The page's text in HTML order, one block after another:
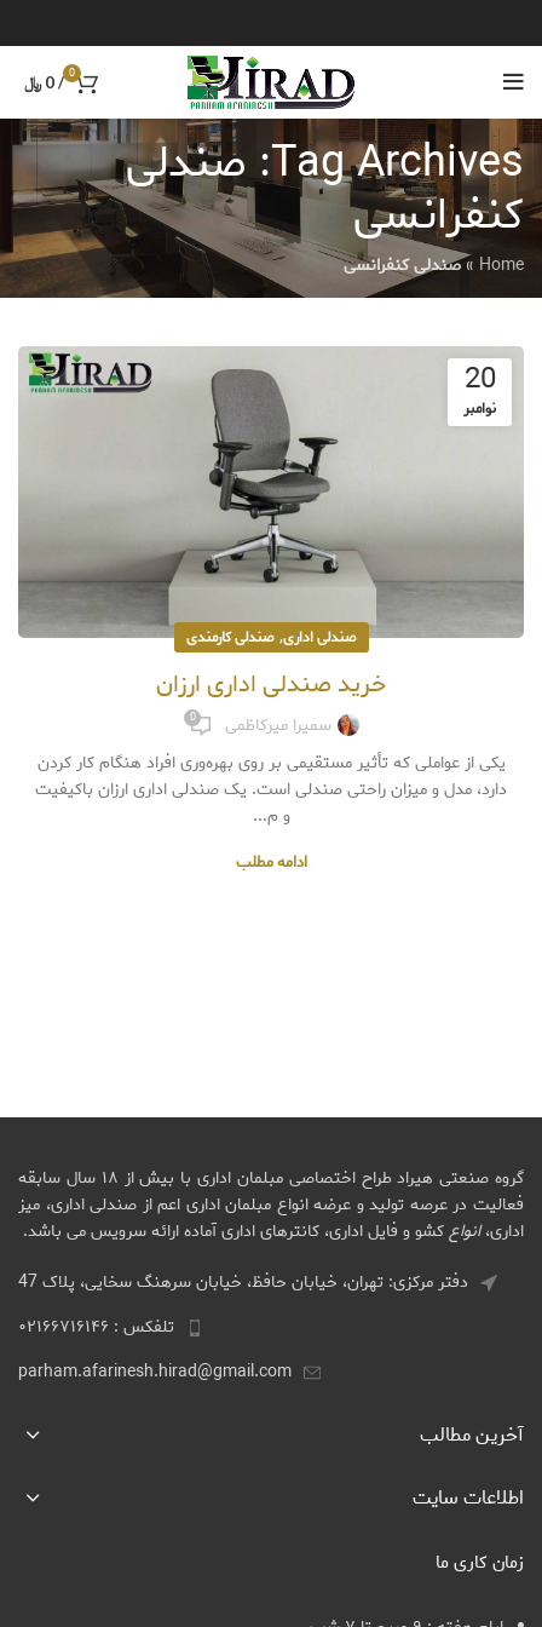
0
/
0 ﷼
Tag Archives: صندلی
کنفرانسی
Home
»صندلی کنفرانسی
20
نوامبر
صندلی اداری,صندلی کارمندی
خرید صندلی اداری ارزان
سمیرا میرکاظمی 0
یکی از عواملی که تأثیر مستقیمی بر روی بهره‌وری افراد هنگام کار کردن
دارد، مدل و میزان راحتی صندلی است. یک صندلی اداری ارزان باکیفیت
و م...
ادامه مطلب
گروه صنعتی هیراد طراح اختصاصی مبلمان اداری با بیش از ۱۸ سال سابقه
فعالیت در عرصه تولید و عرضه انواع مبلمان اداری اعم از صندلی اداری، میز
اداری،انواعکشو و فایل اداری، کانترهای اداری آماده ارائه سرویس می باشد.
دفتر مرکزی: تهران، خیابان حافظ، خیابان سرهنگ سخایی، پلاک 47
تلفکس : ۰۲۱۶۶۷۱۶۱۴۶
parham.afarinesh.hirad@gmail.com
آخرین مطالب
اطلاعات سایت
زمان کاری ما